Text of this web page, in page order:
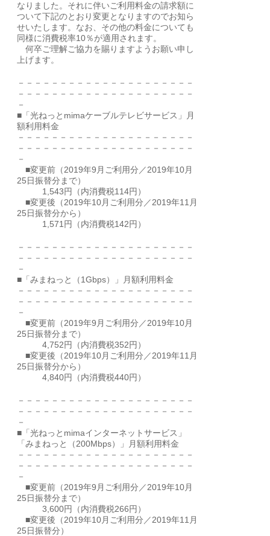
なりました。それに伴いご利用料金の請求額に
ついて下記のとおり変更となりますのでお知ら
せいたします。なお、その他の料金についても
同様に消費税率10％が適用されます。
何卒ご理解ご協力を賜りますようお願い申し
上げます。
－－－－－－－－－－－－－－－－－－－－－
－－－－－－－－－－－－－－－－－－－－－
－
■「光ねっとmimaケーブルテレビサービス」月
額利用料金
－－－－－－－－－－－－－－－－－－－－－
－－－－－－－－－－－－－－－－－－－－－
－
■変更前（2019年9月ご利用分／2019年10月
25日振替分まで）
1,543円（内消費税114円）
■変更後（2019年10月ご利用分／2019年11月
25日振替分から）
1,571円（内消費税142円）
－－－－－－－－－－－－－－－－－－－－－
－－－－－－－－－－－－－－－－－－－－－
－
■「みまねっと（1Gbps）」月額利用料金
－－－－－－－－－－－－－－－－－－－－－
－－－－－－－－－－－－－－－－－－－－－
－
■変更前（2019年9月ご利用分／2019年10月
25日振替分まで）
4,752円（内消費税352円）
■変更後（2019年10月ご利用分／2019年11月
25日振替分から）
4,840円（内消費税440円）
－－－－－－－－－－－－－－－－－－－－－
－－－－－－－－－－－－－－－－－－－－－
－
■「光ねっとmimaインターネットサービス」
「みまねっと（200Mbps）」月額利用料金
－－－－－－－－－－－－－－－－－－－－－
－－－－－－－－－－－－－－－－－－－－－
－
■変更前（2019年9月ご利用分／2019年10月
25日振替分まで）
3,600円（内消費税266円）
■変更後（2019年10月ご利用分／2019年11月
25日振替分）